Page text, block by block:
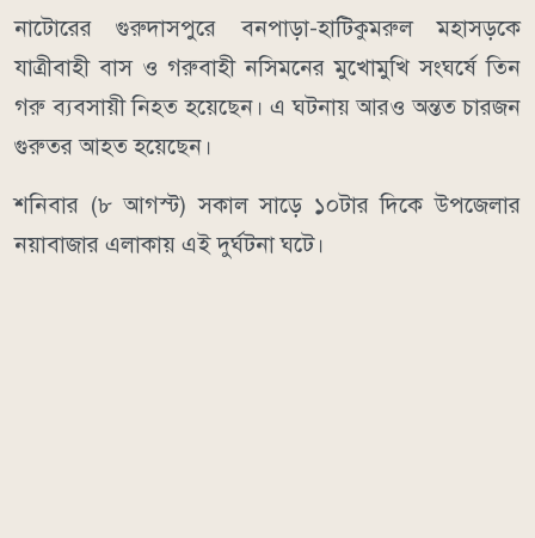
নাটোরের গুরুদাসপুরে বনপাড়া-হাটিকুমরুল মহাসড়কে
যাত্রীবাহী বাস ও গরুবাহী নসিমনের মুখোমুখি সংঘর্ষে তিন
গরু ব্যবসায়ী নিহত হয়েছেন। এ ঘটনায় আরও অন্তত চারজন
গুরুতর আহত হয়েছেন।
শনিবার (৮ আগস্ট) সকাল সাড়ে ১০টার দিকে উপজেলার
নয়াবাজার এলাকায় এই দুর্ঘটনা ঘটে।